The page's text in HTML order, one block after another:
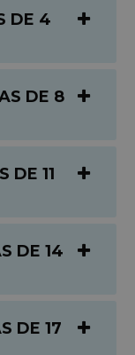
DE 4
DE 8
DE 11
DE 14
DE 17